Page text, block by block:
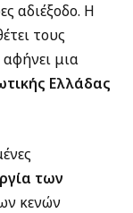
αδιέξοδο. Η
τους
αφήνει μια
Ελλάδας
των
κενών